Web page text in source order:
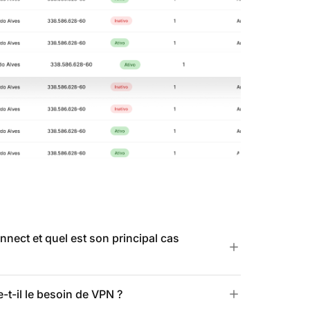
et quel est son principal cas
t-il le besoin de VPN ?